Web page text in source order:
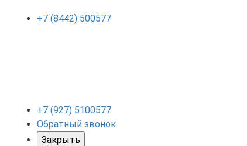
+7 (8442) 500577
+7 (927) 5100577
Обратный звонок
Закрыть